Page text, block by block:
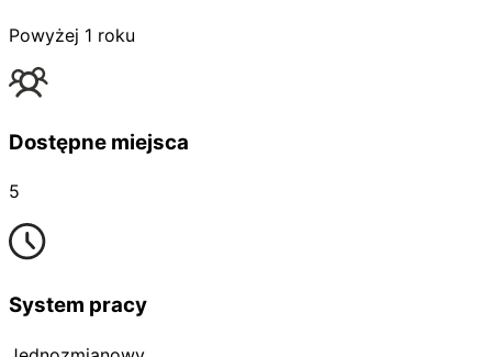
Powyżej 1 roku
Dostępne miejsca
5
System pracy